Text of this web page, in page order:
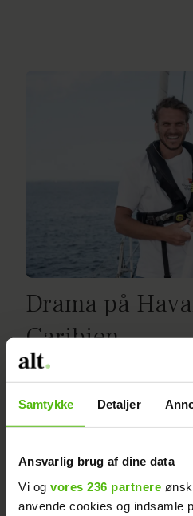
Samtykke Detaljer
Ansvarlig brug af dine data
Vi og vores 236 partnere
anvende cookies og indsamle
Drama på
Caribien